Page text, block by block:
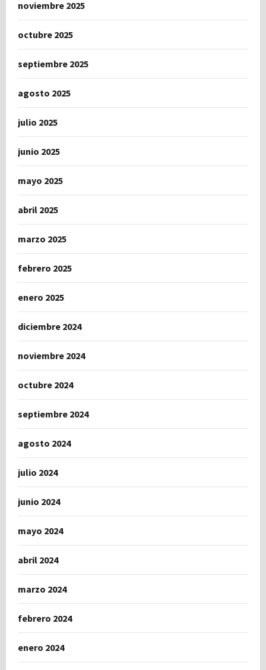
noviembre 2025
octubre 2025
septiembre 2025
agosto 2025
julio 2025
junio 2025
mayo 2025
abril 2025
marzo 2025
febrero 2025
enero 2025
diciembre 2024
noviembre 2024
octubre 2024
septiembre 2024
agosto 2024
julio 2024
junio 2024
mayo 2024
abril 2024
marzo 2024
febrero 2024
enero 2024